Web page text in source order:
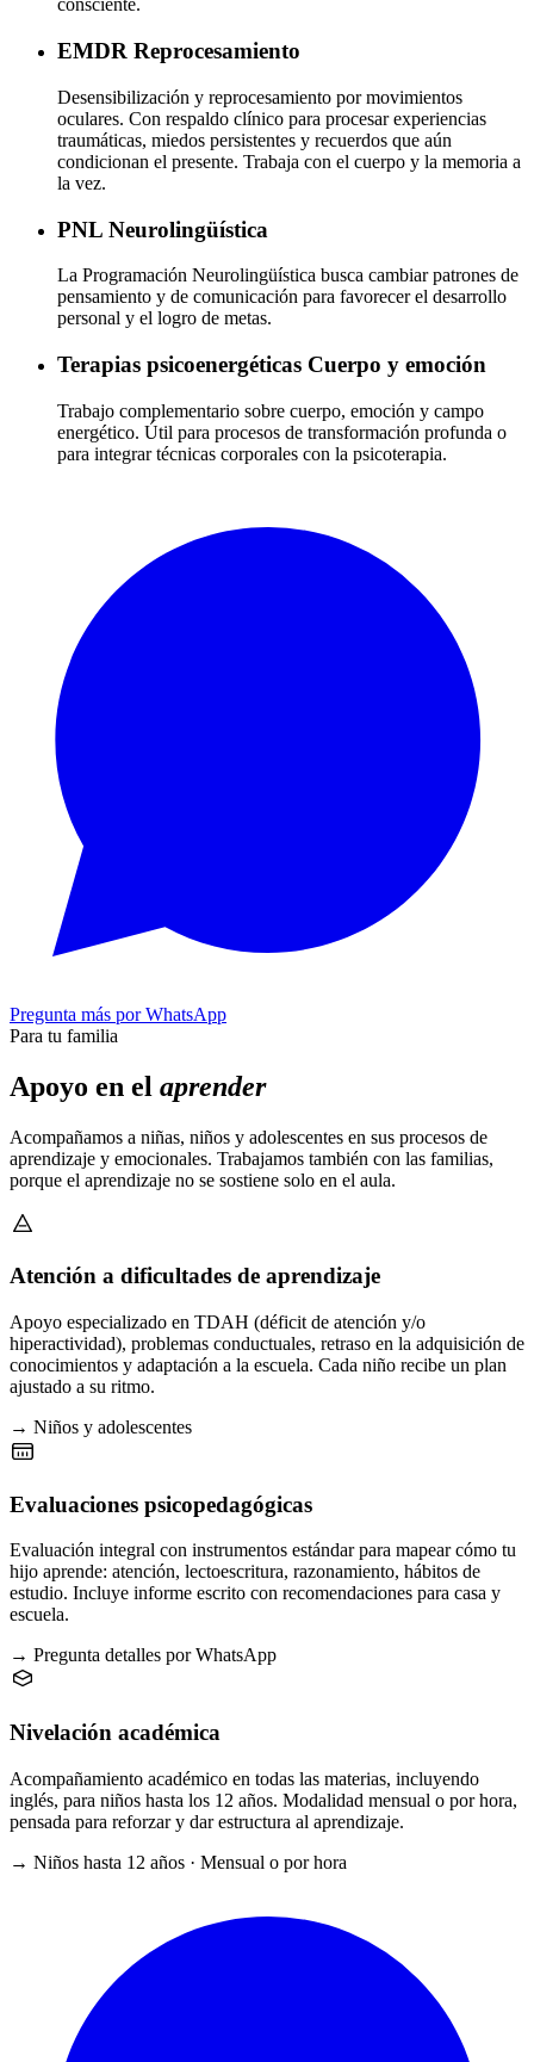
consciente.
EMDR Reprocesamiento
Desensibilización y reprocesamiento por movimientos
oculares. Con respaldo clínico para procesar experiencias
traumáticas, miedos persistentes y recuerdos que aún
condicionan el presente. Trabaja con el cuerpo y la memoria a
la vez.
PNL Neurolingüística
La Programación Neurolingüística busca cambiar patrones de
pensamiento y de comunicación para favorecer el desarrollo
personal y el logro de metas.
Terapias psicoenergéticas Cuerpo y emoción
Trabajo complementario sobre cuerpo, emoción y campo
energético. Útil para procesos de transformación profunda o
para integrar técnicas corporales con la psicoterapia.
Pregunta más por WhatsApp
Para tu familia
Apoyo en el aprender
Acompañamos a niñas, niños y adolescentes en sus procesos de
aprendizaje y emocionales. Trabajamos también con las familias,
porque el aprendizaje no se sostiene solo en el aula.
Atención a dificultades de aprendizaje
Apoyo especializado en TDAH (déficit de atención y/o
hiperactividad), problemas conductuales, retraso en la adquisición de
conocimientos y adaptación a la escuela. Cada niño recibe un plan
ajustado a su ritmo.
→ Niños y adolescentes
Evaluaciones psicopedagógicas
Evaluación integral con instrumentos estándar para mapear cómo tu
hijo aprende: atención, lectoescritura, razonamiento, hábitos de
estudio. Incluye informe escrito con recomendaciones para casa y
escuela.
→ Pregunta detalles por WhatsApp
Nivelación académica
Acompañamiento académico en todas las materias, incluyendo
inglés, para niños hasta los 12 años. Modalidad mensual o por hora,
pensada para reforzar y dar estructura al aprendizaje.
→ Niños hasta 12 años · Mensual o por hora